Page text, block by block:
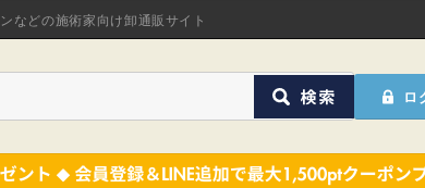
などの施術家向け卸通販サイト
ロ
オリ
ほね
鍼灸